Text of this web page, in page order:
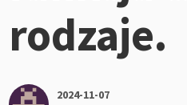
rodzaje.
2024-11-07